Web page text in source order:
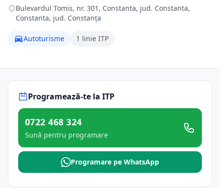
Bulevardul Tomis, nr. 301, Constanta, jud. Constanta,
Constanta, jud. Constanța
Autoturisme 1 linie ITP
Programează-te la ITP
0722 468 324
Sună pentru programare
Programare pe WhatsApp